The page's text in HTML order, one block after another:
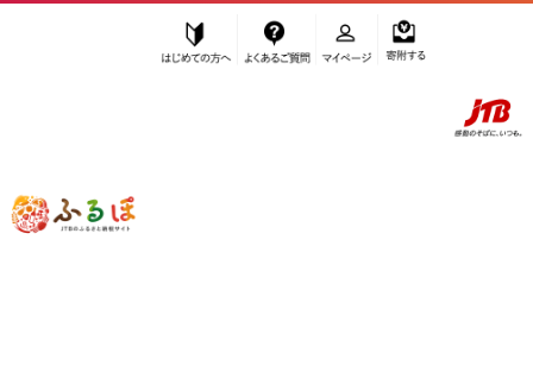
ふるぽ JTBのふるさと納税サイト
「ふるさと納税」TOP